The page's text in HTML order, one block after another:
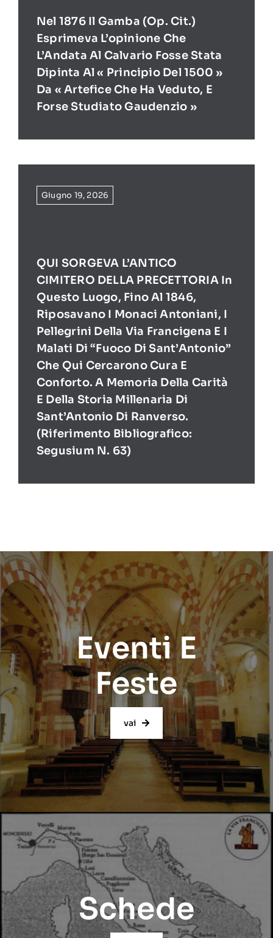
Nel 1876 Il Gamba (op. Cit.)
Esprimeva L’opinione Che
L’Andata Al Calvario Fosse Stata
Dipinta Al « Principio Del 1500 »
Da « Artefice Che Ha Veduto, E
Forse Studiato Gaudenzio »
Giugno 19, 2026
QUI SORGEVA L’ANTICO
CIMITERO DELLA PRECETTORIA In
Questo Luogo, Fino Al 1846,
Riposavano I Monaci Antoniani, I
Pellegrini Della Via Francigena E I
Malati Di “Fuoco Di Sant’Antonio”
Che Qui Cercarono Cura E
Conforto. A Memoria Della Carità
E Della Storia Millenaria Di
Sant’Antonio Di Ranverso.
(Riferimento Bibliografico:
Segusium N. 63)
Eventi E
Feste
vai
Schede